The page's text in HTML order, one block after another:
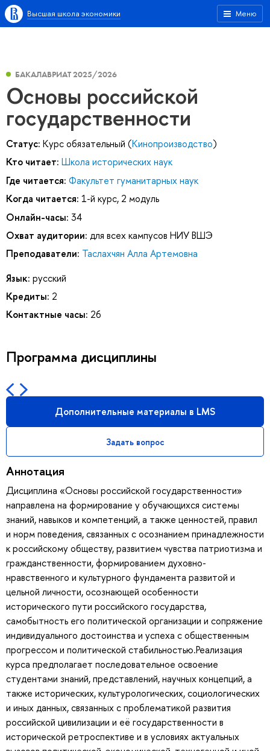
Меню
Высшая школа экономики
БАКАЛАВРИАТ 2025/2026
Основы российской
государственности
Статус: Курс обязательный (Кинопроизводство)
Кто читает: Школа исторических наук
Где читается: Факультет гуманитарных наук
Когда читается: 1-й курс, 2 модуль
Онлайн-часы: 34
Охват аудитории: для всех кампусов НИУ ВШЭ
Преподаватели: Таслахчян Алла Артемовна
Язык: русский
Кредиты: 2
Контактные часы: 26
Программа дисциплины
Дополнительные материалы в LMS
Задать вопрос
Аннотация
Дисциплина «Основы российской государственности»
направлена на формирование у обучающихся системы
знаний, навыков и компетенций, а также ценностей, правил
и норм поведения, связанных с осознанием принадлежности
к российскому обществу, развитием чувства патриотизма и
гражданственности, формированием духовно-
нравственного и культурного фундамента развитой и
цельной личности, осознающей особенности
исторического пути российского государства,
самобытность его политической организации и сопряжение
индивидуального достоинства и успеха с общественным
прогрессом и политической стабильностью.Реализация
курса предполагает последовательное освоение
студентами знаний, представлений, научных концепций, а
также исторических, культурологических, социологических
и иных данных, связанных с проблематикой развития
российской цивилизации и её государственности в
исторической ретроспективе и в условиях актуальных